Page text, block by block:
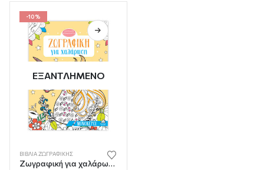
-10%
ΕΞΑΝΤΛΗΜΈΝΟ
ΒΙΒΛΊΑ ΖΩΓΡΑΦΙΚΉΣ
Ζωγραφική για χαλάρωση – Μονόκεροι